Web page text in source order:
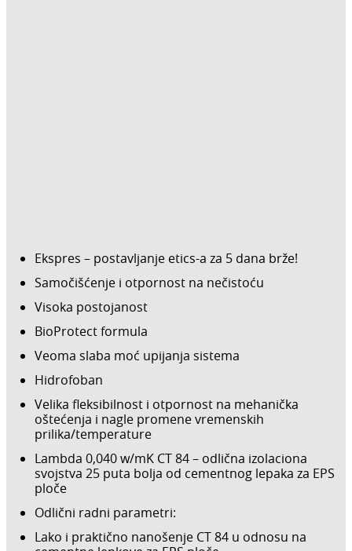
Ekspres – postavljanje etics-a za 5 dana brže!
Samočišćenje i otpornost na nečistoću
Visoka postojanost
BioProtect formula
Veoma slaba moć upijanja sistema
Hidrofoban
Velika fleksibilnost i otpornost na mehanička
oštećenja i nagle promene vremenskih
prilika/temperature
Lambda 0,040 w/mK CT 84 – odlična izolaciona
svojstva 25 puta bolja od cementnog lepaka za EPS
ploče
Odlični radni parametri:
Lako i praktično nanošenje CT 84 u odnosu na